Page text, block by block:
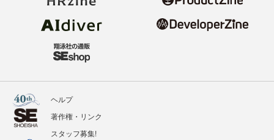
ヘルプ
著作権・リンク
スタッフ募集!